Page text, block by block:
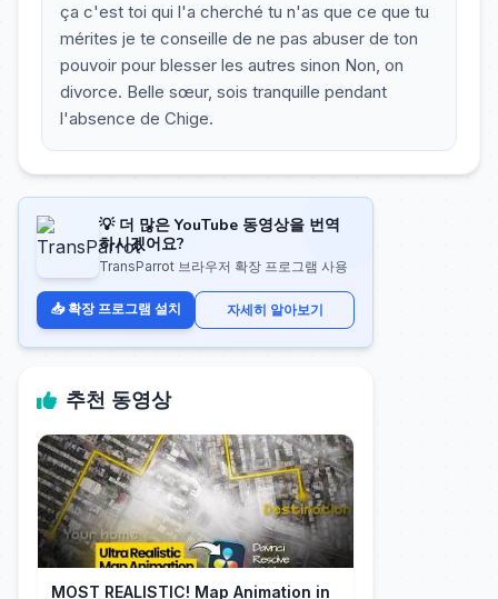
ça c'est toi qui l'a cherché tu n'as que ce que tu
mérites je te conseille de ne pas abuser de ton
pouvoir pour blesser les autres sinon Non, on
divorce. Belle sœur, sois tranquille pendant
l'absence de Chige.
💡 더 많은 YouTube 동영상을 번역
하시겠어요?
TransParrot 브라우저 확장 프로그램 사용
📥 확장 프로그램 설치 자세히 알아보기
추천 동영상
MOST REALISTIC! Map Animation in